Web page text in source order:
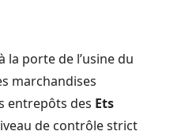
la porte de l’usine du
marchandises
entrepôts des Ets
de contrôle strict